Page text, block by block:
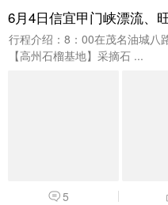
6月4日信宜甲门峡漂流、
行程介绍：8：00在茂名油城八
【高州石榴基地】采摘石 ...
5